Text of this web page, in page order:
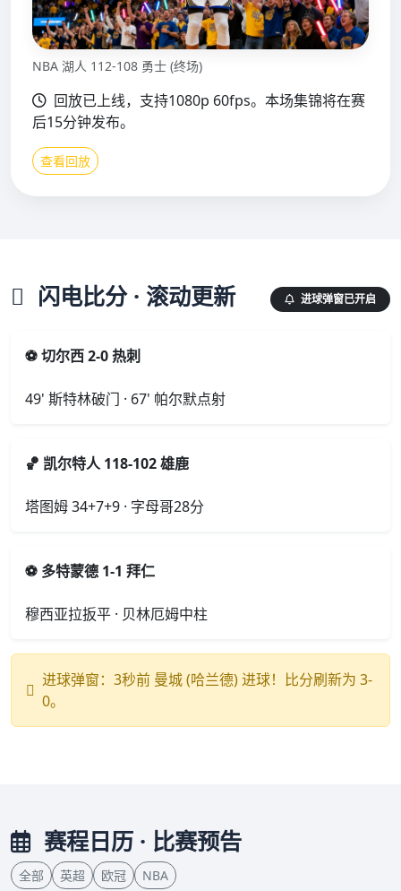
NBA 湖人 112-108 勇士 (终场)
回放已上线，支持1080p 60fps。本场集锦将在赛
后15分钟发布。
查看回放
闪电比分 · 滚动更新 进球弹窗已开启
⚽ 切尔西 2-0 热刺
49' 斯特林破门 · 67' 帕尔默点射
🏀 凯尔特人 118-102 雄鹿
塔图姆 34+7+9 · 字母哥28分
⚽ 多特蒙德 1-1 拜仁
穆西亚拉扳平 · 贝林厄姆中柱
进球弹窗：3秒前 曼城 (哈兰德) 进球！比分刷新为 3-
0。
赛程日历 · 比赛预告
全部 英超 欧冠 NBA